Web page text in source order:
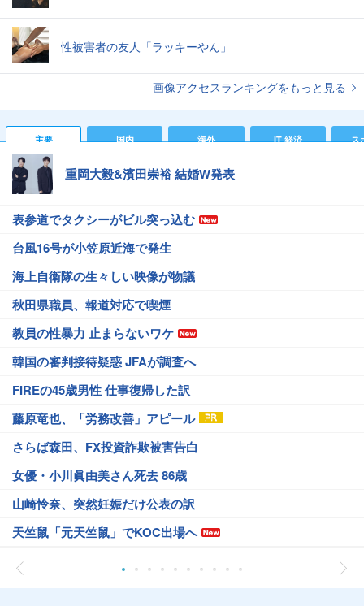
性被害者の友人「ラッキーやん」
画像アクセスランキングをもっと見る
主要 国内 海外 IT 経済 ス
重岡大毅&濱田崇裕 結婚W発表
表参道でタクシーがビル突っ込む
台風16号が小笠原近海で発生
海上自衛隊の生々しい映像が物議
秋田県職員、報道対応で喫煙
教員の性暴力 止まらないワケ
韓国の審判接待疑惑 JFAが調査へ
FIREの45歳男性 仕事復帰した訳
藤原竜也、「労務改善」アピール
さらば森田、FX投資詐欺被害告白
女優・小川眞由美さん死去 86歳
山崎怜奈、突然妊娠だけ公表の訳
天竺鼠「元天竺鼠」でKOC出場へ